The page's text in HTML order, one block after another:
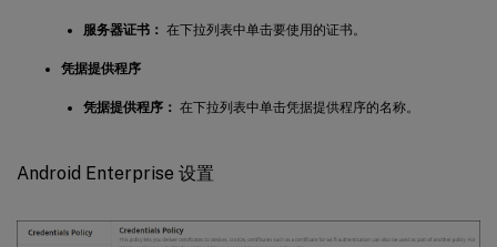
服务器证书： 在下拉列表中单击要使用的证书。
凭据提供程序
凭据提供程序： 在下拉列表中单击凭据提供程序的名称。
Android Enterprise 设置